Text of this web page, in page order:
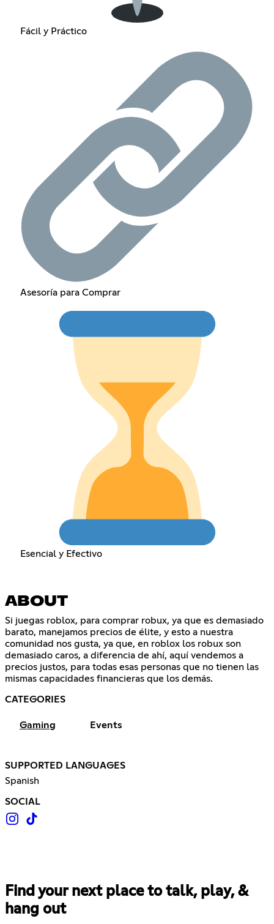
Fácil y Práctico
Asesoría para Comprar
Esencial y Efectivo
ABOUT
Si juegas roblox, para comprar robux, ya que es demasiado
barato, manejamos precios de élite, y esto a nuestra
comunidad nos gusta, ya que, en roblox los robux son
demasiado caros, a diferencia de ahí, aquí vendemos a
precios justos, para todas esas personas que no tienen las
mismas capacidades financieras que los demás.
CATEGORIES
Gaming Events
SUPPORTED LANGUAGES
Spanish
SOCIAL
Find your next place to talk, play, &
hang out